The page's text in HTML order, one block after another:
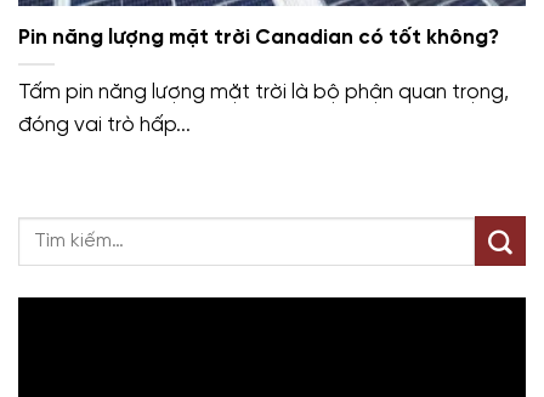
Pin năng lượng mặt trời Canadian có tốt không?
Tấm pin năng lượng mặt trời là bộ phận quan trọng,
đóng vai trò hấp...